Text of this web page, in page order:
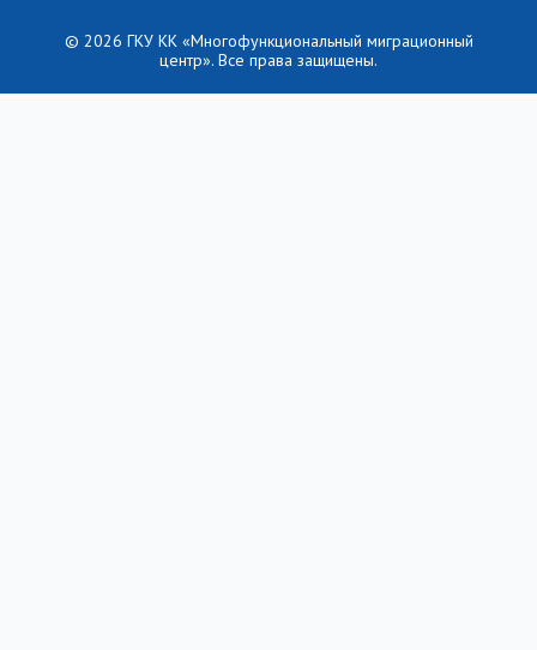
© 2026 ГКУ КК «Многофункциональный миграционный
центр». Все права защищены.